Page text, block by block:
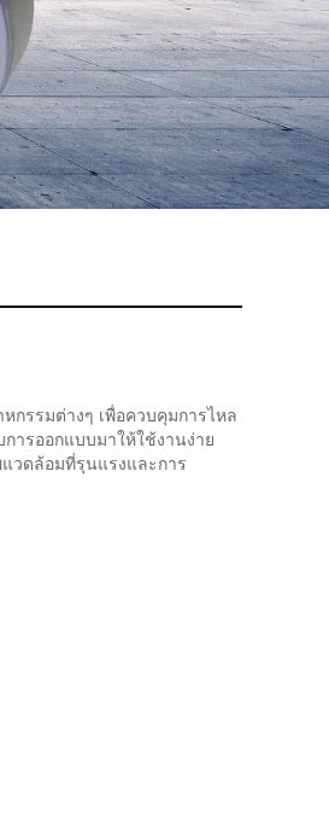
กรรมต่างๆ เพื่อควบคุมการไหล
ารออกแบบมาให้ใช้งานง่าย
วดล้อมที่รุนแรงและการ